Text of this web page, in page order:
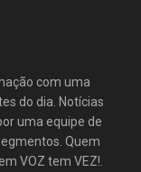
com uma
do dia. Notícias
uma equipe de
Quem
VOZ tem VEZ!.